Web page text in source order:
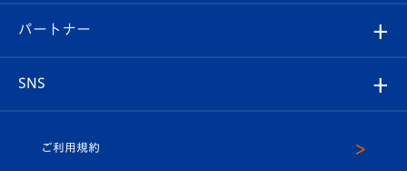
メディア
ホームタウン
マスコット紹介
ヴィヴィくんの長崎おもてなしガイド
V-LOVERS（ファンクラブ）
プレイヤーズスイート
店舗情報
育成からのお知らせ
U-18
パートナー
SNS
ご利用規約